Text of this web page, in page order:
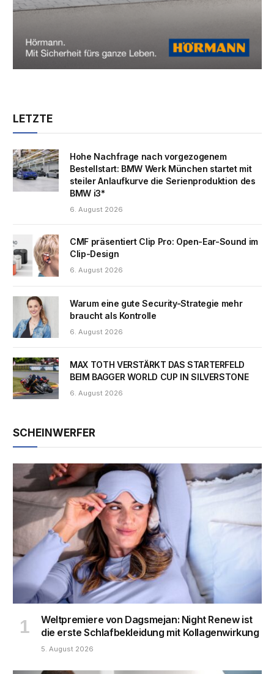
LETZTE
Hohe Nachfrage nach vorgezogenem
Bestellstart: BMW Werk München startet mit
steiler Anlaufkurve die Serienproduktion des
BMW i3*
6. August 2026
CMF präsentiert Clip Pro: Open-Ear-Sound im
Clip-Design
6. August 2026
Warum eine gute Security-Strategie mehr
braucht als Kontrolle
6. August 2026
MAX TOTH VERSTÄRKT DAS STARTERFELD
BEIM BAGGER WORLD CUP IN SILVERSTONE
6. August 2026
SCHEINWERFER
Weltpremiere von Dagsmejan: Night Renew ist
die erste Schlafbekleidung mit Kollagenwirkung
5. August 2026